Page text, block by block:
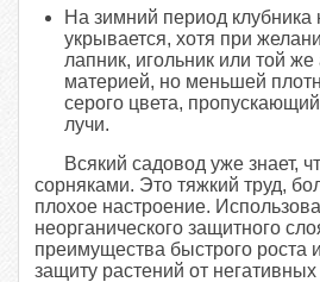
На зимний период клубника
укрывается, хотя при
лапник, игольник или той же
материей, но меньшей
серого цвета,
лучи.
Всякий садовод уже знает,
сорняками. Это тяжкий труд,
плохое настроение.
неорганического защитного
преимущества быстрого роста
защиту растений от